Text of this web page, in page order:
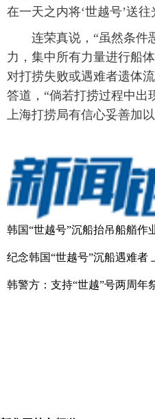
在一天之内将‘世越号’送
连荣真说，“虽然条件
力，集中所有力量进行船
对打捞失败或遇难者遗体
答道，“倘若打捞过程中出
上海打捞局有信心妥善加
韩国“世越号”沉船抬吊船艏作
纪念韩国“世越号”沉船遇难者
韩警方：支持“世越”号两周年